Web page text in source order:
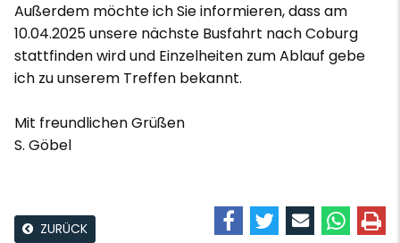
Außerdem möchte ich Sie informieren, dass am
10.04.2025 unsere nächste Busfahrt nach Coburg
stattfinden wird und Einzelheiten zum Ablauf gebe
ich zu unserem Treffen bekannt.
Mit freundlichen Grüßen
S. Göbel
ZURÜCK